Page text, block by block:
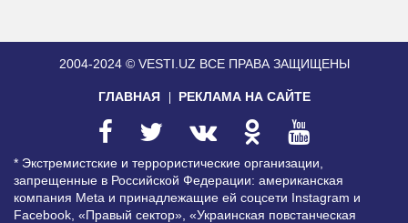
2004-2024 © VESTI.UZ ВСЕ ПРАВА ЗАЩИЩЕНЫ
ГЛАВНАЯ РЕКЛАМА НА САЙТЕ
* Экстремистские и террористические организации,
запрещенные в Российской Федерации: американская
компания Meta и принадлежащие ей соцсети Instagram и
Facebook, «Правый сектор», «Украинская повстанческая